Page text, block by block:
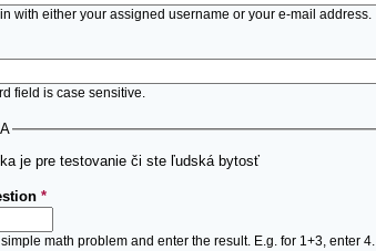
with either your assigned username or your e-mail address.
field is case sensitive.
je pre testovanie či ste ľudská bytosť
*
math problem and enter the result. E.g. for 1+3, enter 4.